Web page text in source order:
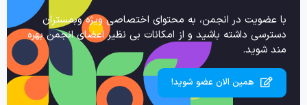
با عضویت در انجمن، به محتوای اختصاصی ویژه وبمستران
دسترسی داشته باشید و از امکانات بی نظیر اعضای انجمن بهره
مند شوید.
همین الان عضو شوید!